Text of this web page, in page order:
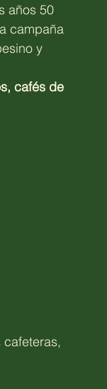
años 50
campaña
y
cafés de